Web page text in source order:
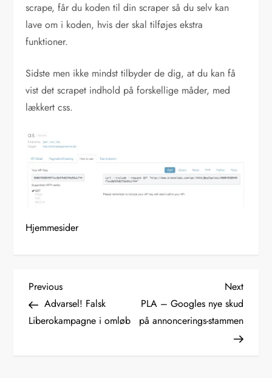
scrape, får du koden til din scraper så du selv kan
lave om i koden, hvis der skal tilføjes ekstra
funktioner.
Sidste men ikke mindst tilbyder de dig, at du kan få
vist det scrapet indhold på forskellige måder, med
lækkert css.
Hjemmesider
I
n
Previous
Post
Previous
Advarsel! Falsk
Liberokampagne i omløb
Next
Post
Next
PLA – Googles nye skud
på annoncerings-stammen